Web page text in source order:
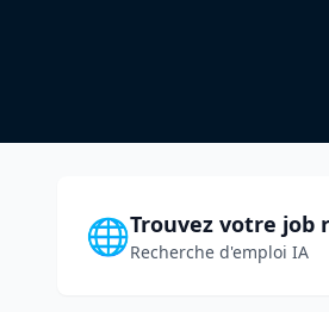
🌐Trouvez votre job
Recherche d'emploi IA